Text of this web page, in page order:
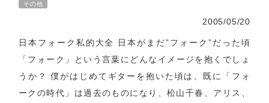
その他
2005/05/20
日本フォーク私的大全 日本がまだ”フォーク”だった頃
「フォーク」という言葉にどんなイメージを抱くでしょ
うか？ 僕がはじめてギターを抱いた頃は、既に「フォ
ークの時代」は過去のものになり、松山千春、アリス、